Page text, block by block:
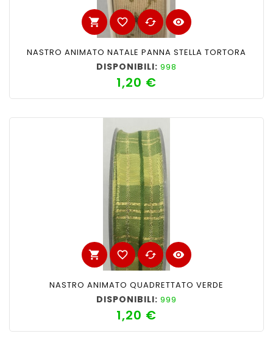
shopping_cart favorite_border cached visibility
NASTRO ANIMATO NATALE PANNA STELLA TORTORA
DISPONIBILI: 998
1,20 €
shopping_cart favorite_border cached visibility
NASTRO ANIMATO QUADRETTATO VERDE
DISPONIBILI: 999
1,20 €